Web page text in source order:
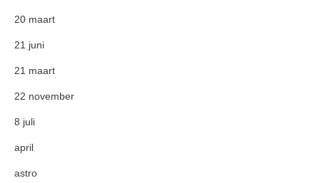
20 maart
21 juni
21 maart
22 november
8 juli
april
astro